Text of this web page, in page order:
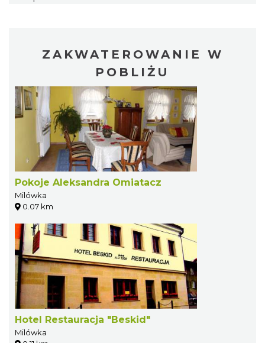
ZAKWATEROWANIE W
POBLIŻU
Pokoje Aleksandra Omiatacz
Milówka
0.07 km
Hotel Restauracja "Beskid"
Milówka